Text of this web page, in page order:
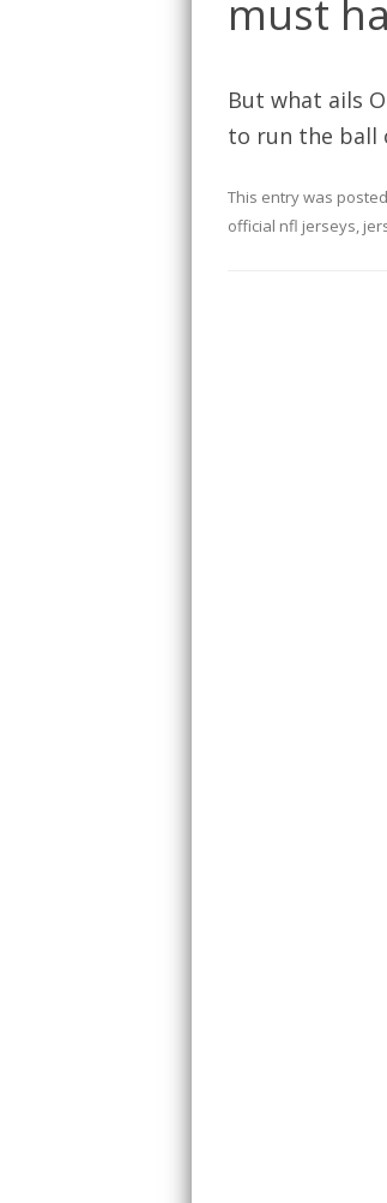
must
But what ails
to run the ball
This entry was
official nfl jerseys,